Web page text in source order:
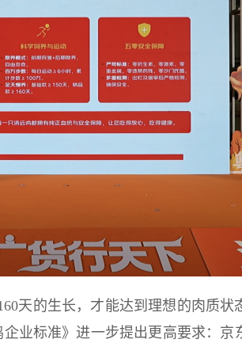
天的生长，才能达到理想的肉质状
业标准》进一步提出更高要求：京